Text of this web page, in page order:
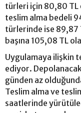
türleri için 80,80 TL
teslim alma bedeli
türlerinde ise 89,87
başına 105,08 TL
Uygulamaya ilişkin
ediyor.
günden az
Teslim alma ve
saatlerinde